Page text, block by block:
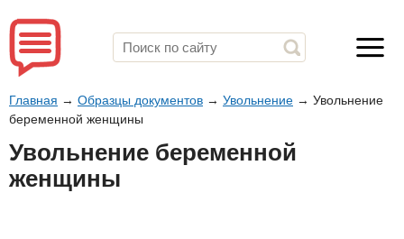
Главная → Образцы документов → Увольнение → Увольнение
беременной женщины
Увольнение беременной
женщины